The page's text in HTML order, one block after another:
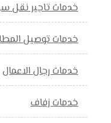
خدمات تاجير نقل
خدمات توصيل
خدمات رجال الاعمال
خدمات زفاف